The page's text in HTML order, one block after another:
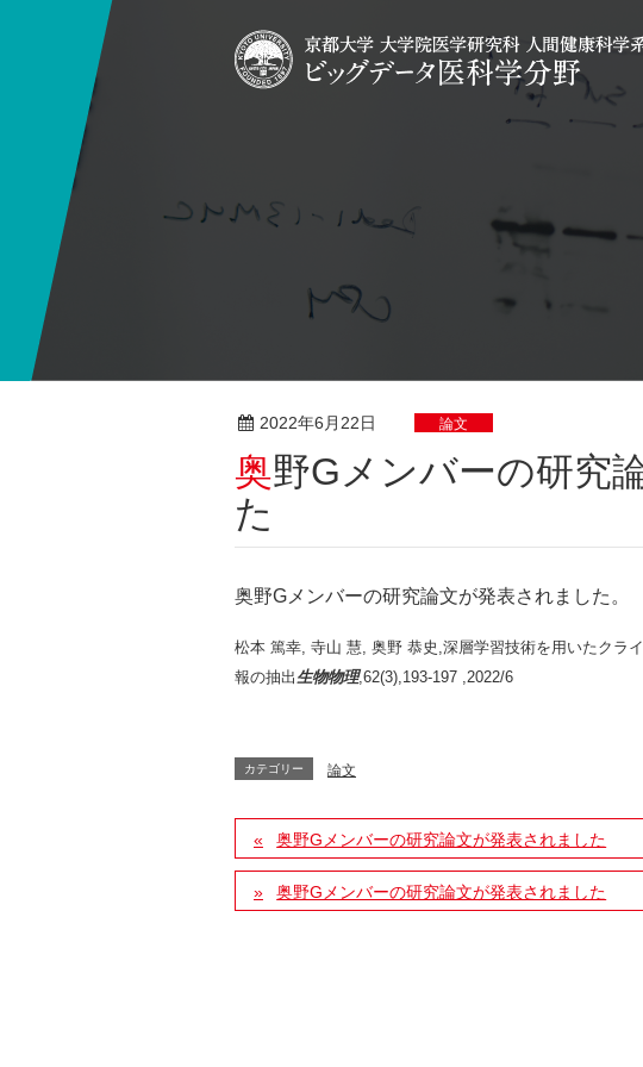
2022年6月22日 論文
奥野Gメンバーの研究論文が発表されまし
た
奥野Gメンバーの研究論文が発表されました。
松本 篤幸, 寺山 慧, 奥野 恭史,深層学習技術を用いたクラ
報の抽出 生物物理,62(3),193-197 ,2022/6
カテゴリー 論文
奥野Gメンバーの研究論文が発表されました
奥野Gメンバーの研究論文が発表されました